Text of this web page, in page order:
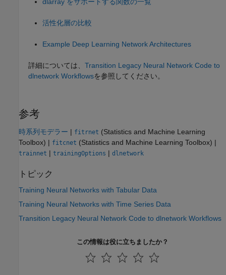
dlarray をサポートする関数の一覧
活性化層の比較
Example Deep Learning Network Architectures
詳細については、Transition Legacy Neural Network Code to
dlnetwork Workflowsを参照してください。
参考
時系列モデラー | fitrnet (Statistics and Machine Learning
Toolbox) | fitcnet (Statistics and Machine Learning Toolbox) |
trainnet | trainingOptions | dlnetwork
トピック
Training Neural Networks with Tabular Data
Training Neural Networks with Time Series Data
Transition Legacy Neural Network Code to dlnetwork Workflows
この情報は役に立ちましたか？